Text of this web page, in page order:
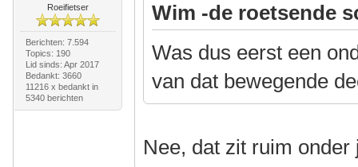
Roeifietser
Berichten: 7.594
Topics: 190
Lid sinds: Apr 2017
Bedankt: 3660
11216 x bedankt in
5340 berichten
Wim -de roetsende
Was dus eerst een
van dat bewegende
Nee, dat zit ruim onder